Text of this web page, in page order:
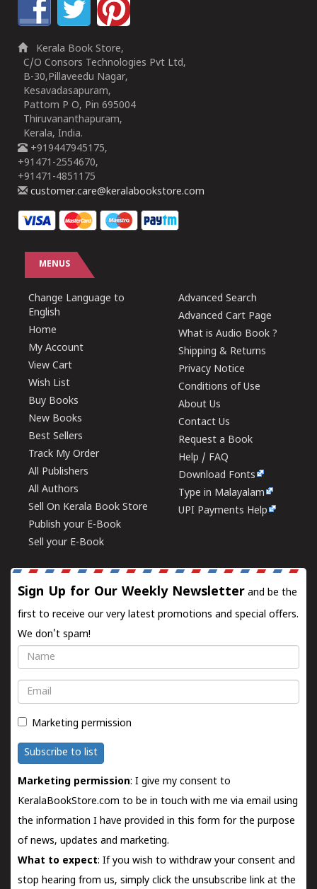
Kerala Book Store,
C/O Consors Technologies Pvt Ltd,
B-30,Pillaveedu Nagar,
Kesavadasapuram,
Pattom P O, Pin 695004
Thiruvananthapuram,
Kerala, India.
+919447945175,
+91471-2554670,
+91471-4851175
customer.care@keralabookstore.com
MENUS
Change Language to
English
Home
My Account
View Cart
Wish List
Buy Books
New Books
Best Sellers
Track My Order
All Publishers
All Authors
Sell On Kerala Book Store
Publish your E-Book
Sell your E-Book
Advanced Search
Advanced Cart Page
What is Audio Book ?
Shipping & Returns
Privacy Notice
Conditions of Use
About Us
Contact Us
Request a Book
Help / FAQ
Download Fonts
Type in Malayalam
UPI Payments Help
Sign Up for Our Weekly Newsletter and be the
first to receive our very latest promotions and special offers.
We don't spam!
Name
Email
Marketing permission
Subscribe to list
Marketing permission: I give my consent to
KeralaBookStore.com to be in touch with me via email using
the information I have provided in this form for the purpose
of news, updates and marketing.
What to expect: If you wish to withdraw your consent and
stop hearing from us, simply click the unsubscribe link at the